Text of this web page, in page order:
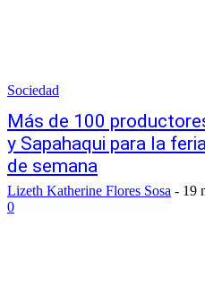
Sociedad
Más de 100
y Sapahaqui para la
de semana
Lizeth Katherine Flores Sosa - 19
0